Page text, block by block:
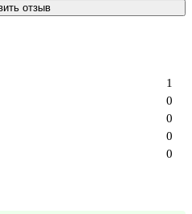
отзыв
0
0
0
0
1